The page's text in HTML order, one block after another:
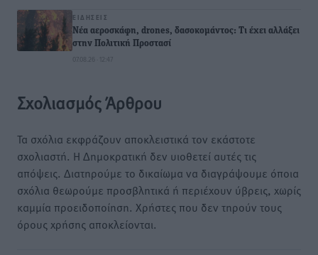
ΕΙΔΉΣΕΙΣ
Νέα αεροσκάφη, drones, δασοκομάντος: Τι έχει αλλάξει
στην Πολιτική Προστασί
07.08.26 · 12:47
Σχολιασμός Άρθρου
Τα σχόλια εκφράζουν αποκλειστικά τον εκάστοτε
σχολιαστή. Η Δημοκρατική δεν υιοθετεί αυτές τις
απόψεις. Διατηρούμε το δικαίωμα να διαγράψουμε όποια
σχόλια θεωρούμε προσβλητικά ή περιέχουν ύβρεις, χωρίς
καμμία προειδοποίηση. Χρήστες που δεν τηρούν τους
όρους χρήσης αποκλείονται.